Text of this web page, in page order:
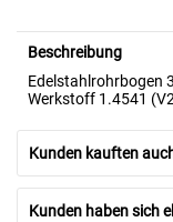
Beschreibung
Edelstahlrohrbogen
Werkstoff 1.4541
Kunden kauften
Kunden haben sich